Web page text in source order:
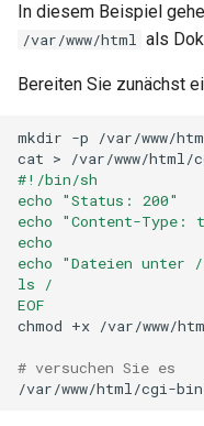
In diesem Beispiel
/var/www/html als
Bereiten Sie zunächst
mkdir -p
/var/www/
cat > /var/www/
#!/bin/sh
echo "Status: 200"
echo "Content-Type:
echo
echo "Dateien unter
ls /
EOF
chmod +x /var/www/
# versuchen Sie es